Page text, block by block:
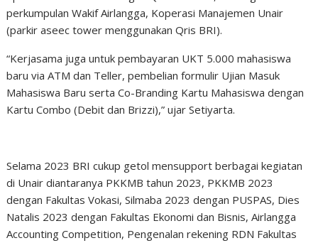
perkumpulan Wakif Airlangga, Koperasi Manajemen Unair
(parkir aseec tower menggunakan Qris BRI).
“Kerjasama juga untuk pembayaran UKT 5.000 mahasiswa
baru via ATM dan Teller, pembelian formulir Ujian Masuk
Mahasiswa Baru serta Co-Branding Kartu Mahasiswa dengan
Kartu Combo (Debit dan Brizzi),” ujar Setiyarta.
Selama 2023 BRI cukup getol mensupport berbagai kegiatan
di Unair diantaranya PKKMB tahun 2023, PKKMB 2023
dengan Fakultas Vokasi, Silmaba 2023 dengan PUSPAS, Dies
Natalis 2023 dengan Fakultas Ekonomi dan Bisnis, Airlangga
Accounting Competition, Pengenalan rekening RDN Fakultas